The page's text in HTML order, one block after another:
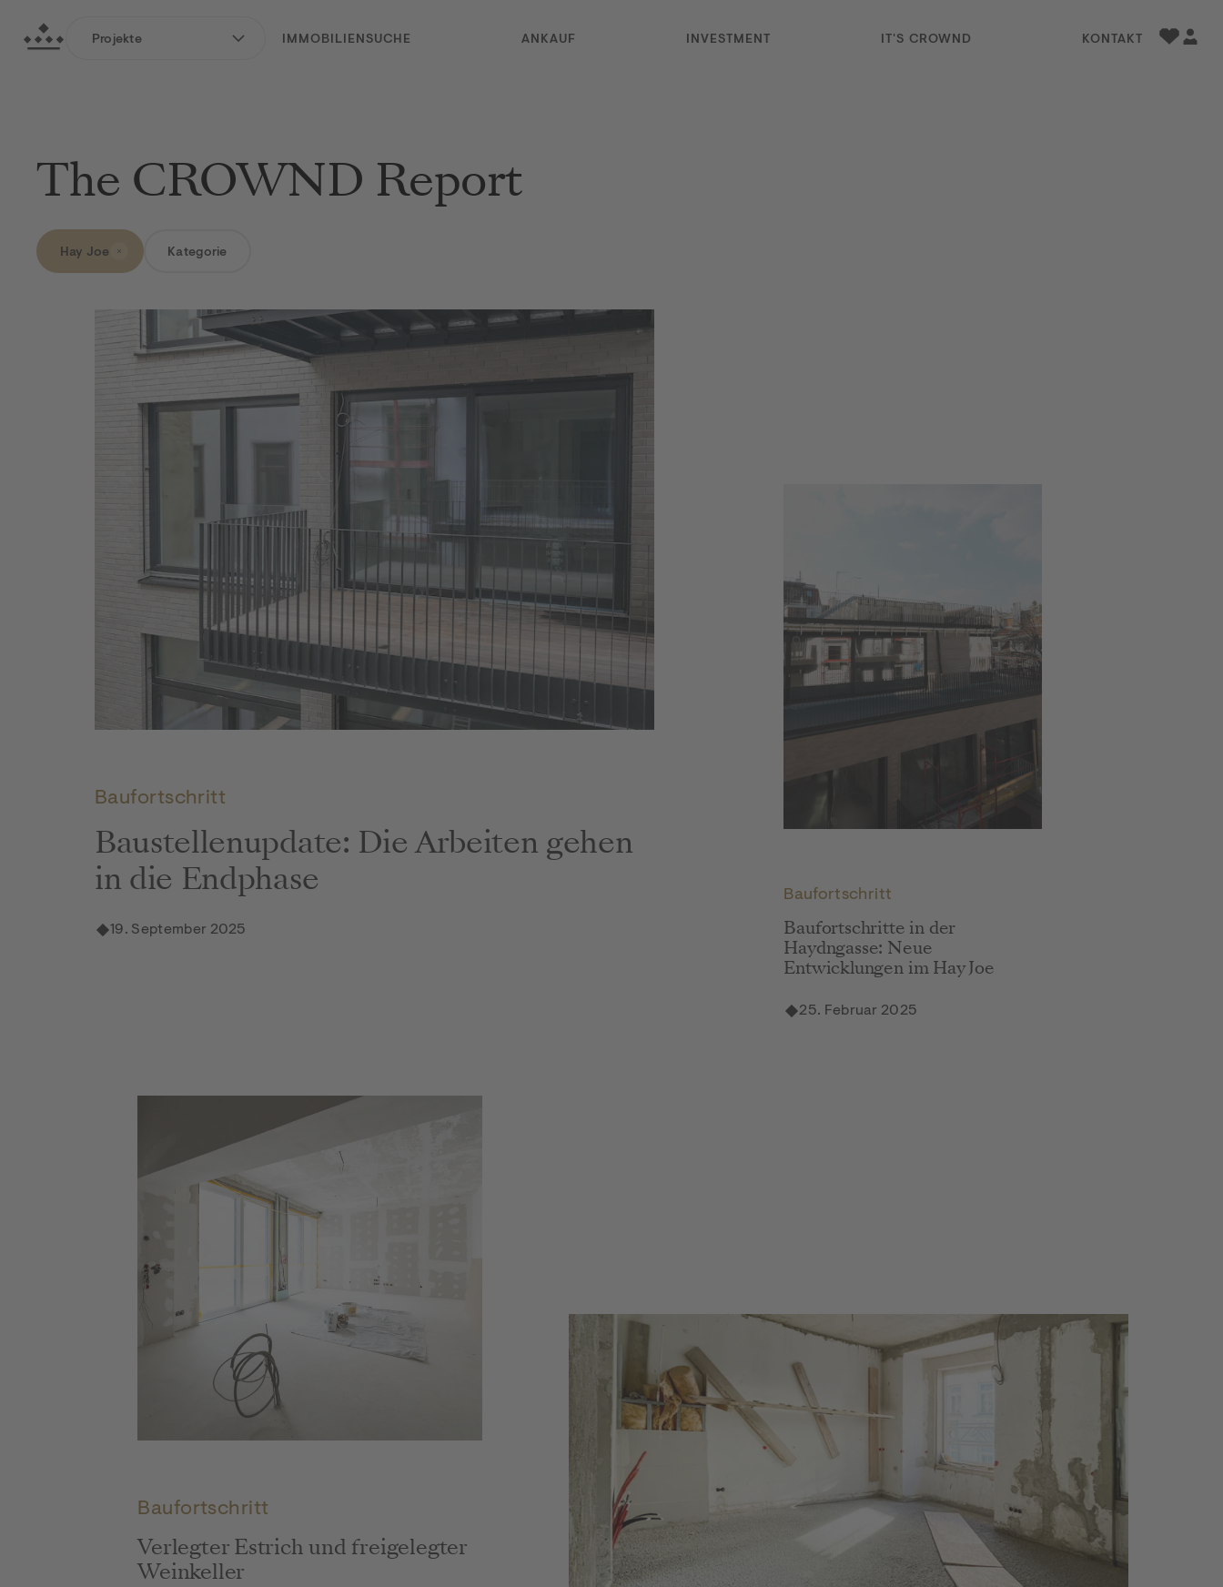
zum Hauptinhalt springen
zur Hauptnavigation springen
Projekte IMMOBILIENSUCHE ANKAUF INVESTMENT IT'S CROWND KONTAKT Profil
The CROWND Report
Hay Joe Kategorie
Baufortschritt
Baustellenupdate: Die Arbeiten gehen
in die Endphase
19. September 2025
Baufortschritt
Baufortschritte in der
Haydngasse: Neue
Entwicklungen im Hay Joe
25. Februar 2025
Baufortschritt
Verlegter Estrich und freigelegter
Weinkeller